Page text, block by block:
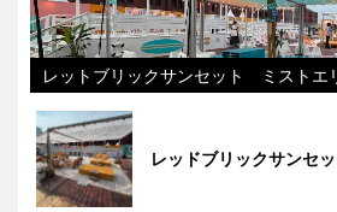
レットブリックサンセット ミストエ
レッドブリックサンセ